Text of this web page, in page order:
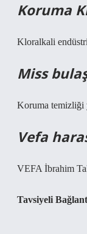
Koruma
Kloralkali
Miss
Koruma temizliği
Vefa
VEFA İbrahim
Tavsiyeli